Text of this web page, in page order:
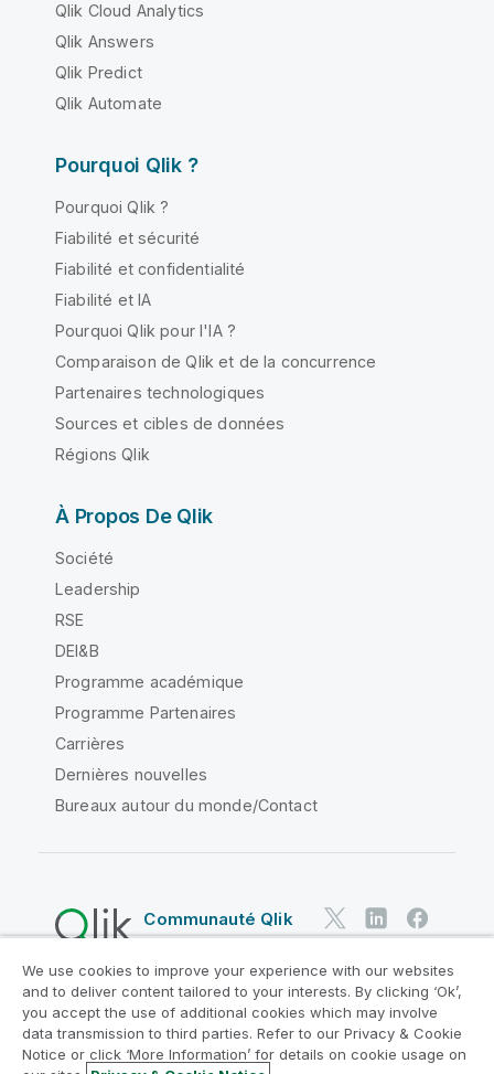
Qlik Cloud Analytics
Qlik Answers
Qlik Predict
Qlik Automate
Pourquoi Qlik ?
Pourquoi Qlik ?
Fiabilité et sécurité
Fiabilité et confidentialité
Fiabilité et IA
Pourquoi Qlik pour l'IA ?
Comparaison de Qlik et de la concurrence
Partenaires technologiques
Sources et cibles de données
Régions Qlik
À Propos De Qlik
Société
Leadership
RSE
DEI&B
Programme académique
Programme Partenaires
Carrières
Dernières nouvelles
Bureaux autour du monde/Contact
Communauté Qlik
Contrats juridiques
Conditions d'utilisation des produits
Legal Policies
Conditions légales
Conditions d'utilisation
Marques
We use cookies to improve your experience with our websites
and to deliver content tailored to your interests. By clicking ‘Ok’,
you accept the use of additional cookies which may involve
data transmission to third parties. Refer to our Privacy & Cookie
Notice or click ‘More Information’ for details on cookie usage on